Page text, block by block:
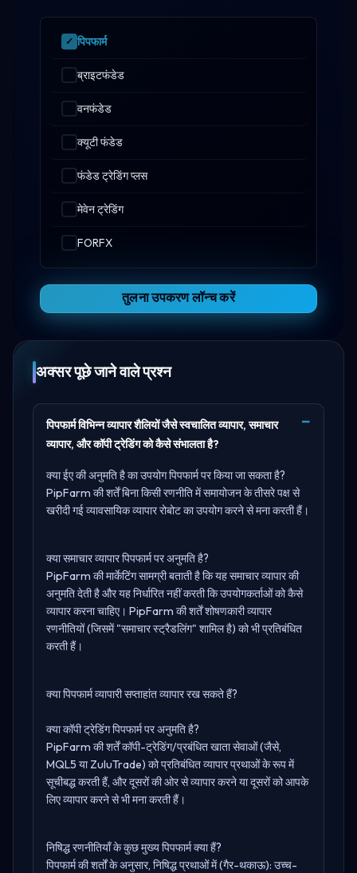
पिपफार्म
ब्राइटफंडेड
वनफंडेड
क्यूटी फंडेड
फंडेड ट्रेडिंग प्लस
मेवेन ट्रेडिंग
FORFX
तुलना उपकरण लॉन्च करें
अक्सर पूछे जाने वाले प्रश्न
पिपफार्म विभिन्न व्यापार शैलियों जैसे स्वचालित व्यापार, समाचार
व्यापार, और कॉपी ट्रेडिंग को कैसे संभालता है?
क्या ईए की अनुमति है का उपयोग पिपफार्म पर किया जा सकता है?
PipFarm की शर्तें बिना किसी रणनीति में समायोजन के तीसरे पक्ष से
खरीदी गई व्यावसायिक व्यापार रोबोट का उपयोग करने से मना करती हैं।
क्या समाचार व्यापार पिपफार्म पर अनुमति है?
PipFarm की मार्केटिंग सामग्री बताती है कि यह समाचार व्यापार की
अनुमति देती है और यह निर्धारित नहीं करती कि उपयोगकर्ताओं को कैसे
व्यापार करना चाहिए। PipFarm की शर्तें शोषणकारी व्यापार
रणनीतियों (जिसमें "समाचार स्ट्रैडलिंग" शामिल है) को भी प्रतिबंधित
करती हैं।
क्या पिपफार्म व्यापारी सप्ताहांत व्यापार रख सकते हैं?
क्या कॉपी ट्रेडिंग पिपफार्म पर अनुमति है?
PipFarm की शर्तें कॉपी-ट्रेडिंग/प्रबंधित खाता सेवाओं (जैसे,
MQL5 या ZuluTrade) को प्रतिबंधित व्यापार प्रथाओं के रूप में
सूचीबद्ध करती हैं, और दूसरों की ओर से व्यापार करने या दूसरों को आपके
लिए व्यापार करने से भी मना करती हैं।
निषिद्ध रणनीतियाँ के कुछ मुख्य पिपफार्म क्या हैं?
पिपफार्म की शर्तों के अनुसार, निषिद्ध प्रथाओं में (गैर-थकाऊ): उच्च-